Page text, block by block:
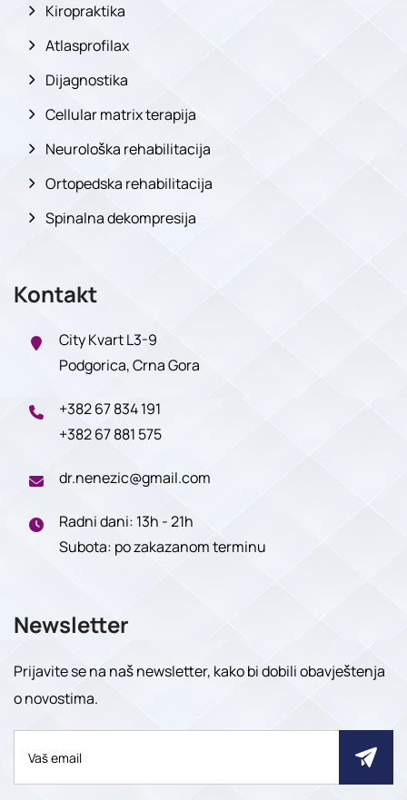
Kiropraktika
Atlasprofilax
Dijagnostika
Cellular matrix terapija
Neurološka rehabilitacija
Ortopedska rehabilitacija
Spinalna dekompresija
Kontakt
City Kvart L3-9
Podgorica, Crna Gora
+382 67 834 191
+382 67 881 575
dr.nenezic@gmail.com
Radni dani: 13h - 21h
Subota: po zakazanom terminu
Newsletter
Prijavite se na naš newsletter, kako bi dobili obavještenja
o novostima.